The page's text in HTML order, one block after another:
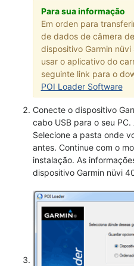
Para sua informação
Em orden para
de dados de câmera
dispositivo Garmin
usar o aplicativo do
seguinte link para o
POI Loader Software
Conecte o dispositivo
cabo USB para o seu
Selecione a pasta onde
antes. Continue com o
instalação. As
dispositivo Garmin nüvi